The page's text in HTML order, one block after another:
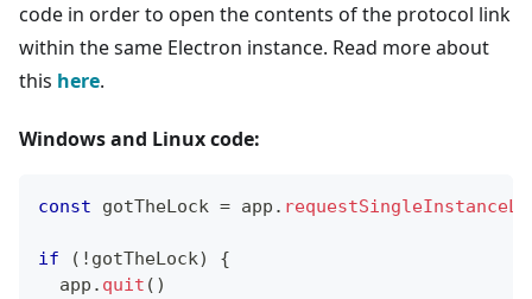
code in order to open the contents of the protocol link
within the same Electron instance. Read more about
this here.
Windows and Linux code:
const gotTheLock = app .
if ( ! gotTheLock)
{
  app
. quit ( )